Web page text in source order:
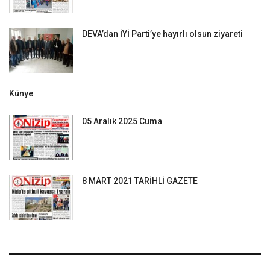
DEVA’dan İYİ Parti’ye hayırlı olsun ziyareti
Künye
05 Aralık 2025 Cuma
8 MART 2021 TARİHLİ GAZETE